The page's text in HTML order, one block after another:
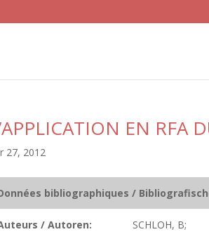
EN RFA
27, 2012
bibliographiques /
/ Autoren: SCHLOH, B;